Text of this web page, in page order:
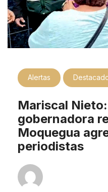
Alertas
Mariscal
gobernadora
Moquegua
periodistas